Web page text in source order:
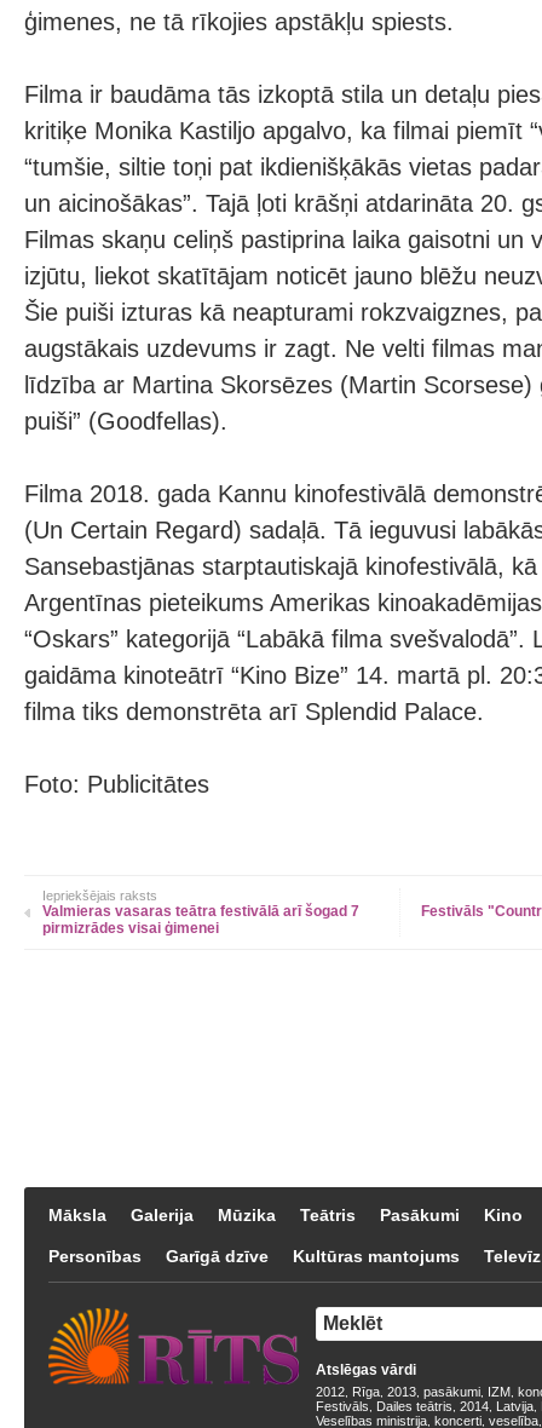
ģimenes, ne tā rīkojies apstākļu spiests.
Filma ir baudāma tās izkoptā stila un detaļu
kritiķe Monika Kastiljo apgalvo, ka filmai piemīt
“tumšie, siltie toņi pat ikdienišķākās vietas
un aicinošākas”. Tajā ļoti krāšņi atdarināta 20.
Filmas skaņu celiņš pastiprina laika gaisotni un
izjūtu, liekot skatītājam noticēt jauno blēžu
Šie puiši izturas kā neapturami rokzvaigznes,
augstākais uzdevums ir zagt. Ne velti filmas
līdzība ar Martina Skorsēzes (Martin Scorsese)
puiši” (Goodfellas).
Filma 2018. gada Kannu kinofestivālā
(Un Certain Regard) sadaļā. Tā ieguvusi
Sansebastjānas starptautiskajā kinofestivālā,
Argentīnas pieteikums Amerikas
“Oskars” kategorijā “Labākā filma svešvalodā”.
gaidāma kinoteātrī “Kino Bize” 14. martā pl.
filma tiks demonstrēta arī Splendid Palace.
Foto: Publicitātes
Iepriekšējais raksts
Valmieras vasaras teātra festivālā arī šogad 7
pirmizrādes visai ģimenei
Festivāls
Māksla Galerija Mūzika Teātris Pasākumi Kino
Personības Garīgā dzīve Kultūras mantojums
Atslēgas vārdi
2012 Rīga 2013 pasākumi IZM
Festivāls
Dailes teātris 2014 Latvija
Veselības ministrija koncerti veselība